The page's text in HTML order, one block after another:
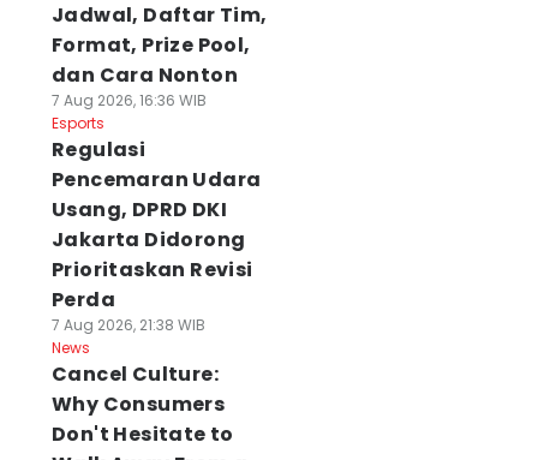
Jadwal, Daftar Tim,
Format, Prize Pool,
dan Cara Nonton
7 Aug 2026, 16:36 WIB
Esports
Regulasi
Pencemaran Udara
Usang, DPRD DKI
Jakarta Didorong
Prioritaskan Revisi
Perda
7 Aug 2026, 21:38 WIB
News
Cancel Culture:
Why Consumers
Don't Hesitate to